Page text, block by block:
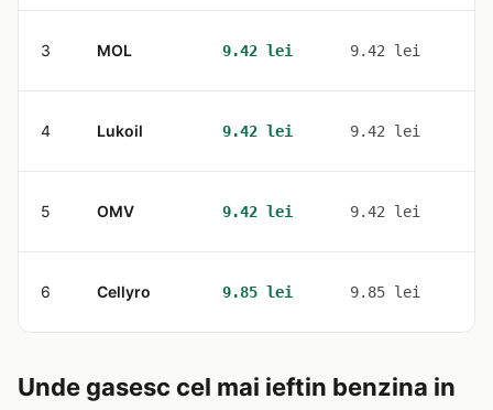
3 MOL 9.42 lei 9.42 lei
4 Lukoil 9.42 lei 9.42 lei
5 OMV 9.42 lei 9.42 lei
6 Cellyro 9.85 lei 9.85 lei
Unde gasesc cel mai ieftin benzina in